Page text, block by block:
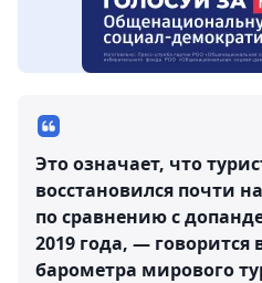
Это означает, что
восстановился почти
по сравнению с
2019 года, —
барометра мирового